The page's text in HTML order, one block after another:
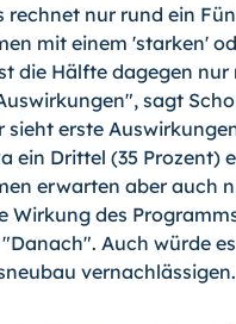
rechnet nur rund ein
mit einem 'starken'
die Hälfte dagegen nur
sagt
sieht erste
ein Drittel (35 Prozent)
erwarten aber auch
Wirkung des
Auch würde
vernachlässigen.